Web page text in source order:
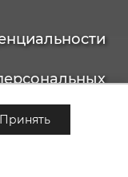
Принятьданных